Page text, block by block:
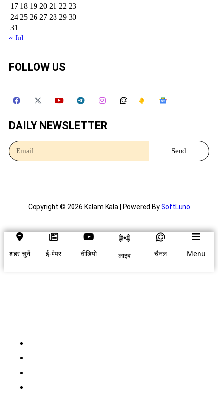
17 18 19 20 21 22 23
24 25 26 27 28 29 30
31
« Jul
FOLLOW US
DAILY NEWSLETTER
Send
Copyright © 2026 Kalam Kala | Powered BySoftLuno
शहर चुनें ई-पेपर वीडियो लाइव चैनल Menu